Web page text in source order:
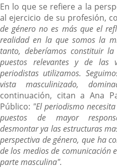
En lo que se refiere a la
al ejercicio de su profesión,
de género no es más que el
realidad en la que somos la
tanto, deberíamos constituir
puestos relevantes y de las
periodistas utilizamos.
vista masculinizado,
continuación, citan a Ana
Público: "El periodismo
puestos de mayor
desmontar ya las estructuras
perspectiva de género, que ha
de los medios de comunicación
parte masculina".